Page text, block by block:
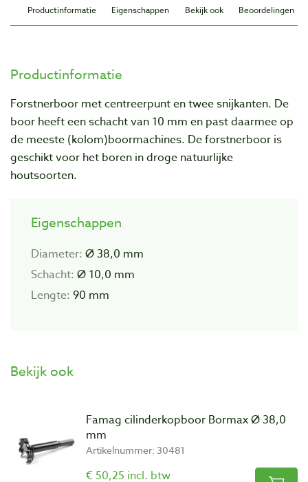
Productinformatie Eigenschappen Bekijk ook Beoordelingen
Productinformatie
Forstnerboor met centreerpunt en twee snijkanten. De
boor heeft een schacht van 10 mm en past daarmee op
de meeste (kolom)boormachines. De forstnerboor is
geschikt voor het boren in droge natuurlijke
houtsoorten.
Eigenschappen
Diameter: Ø 38,0 mm
Schacht: Ø 10,0 mm
Lengte: 90 mm
Bekijk ook
Famag cilinderkopboor Bormax Ø 38,0
mm
Artikelnummer: 30481
€ 50,25 incl. btw